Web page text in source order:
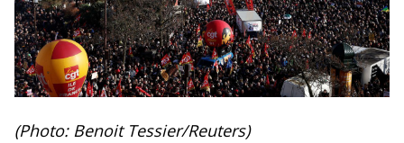
(Photo: Benoit Tessier/Reuters)